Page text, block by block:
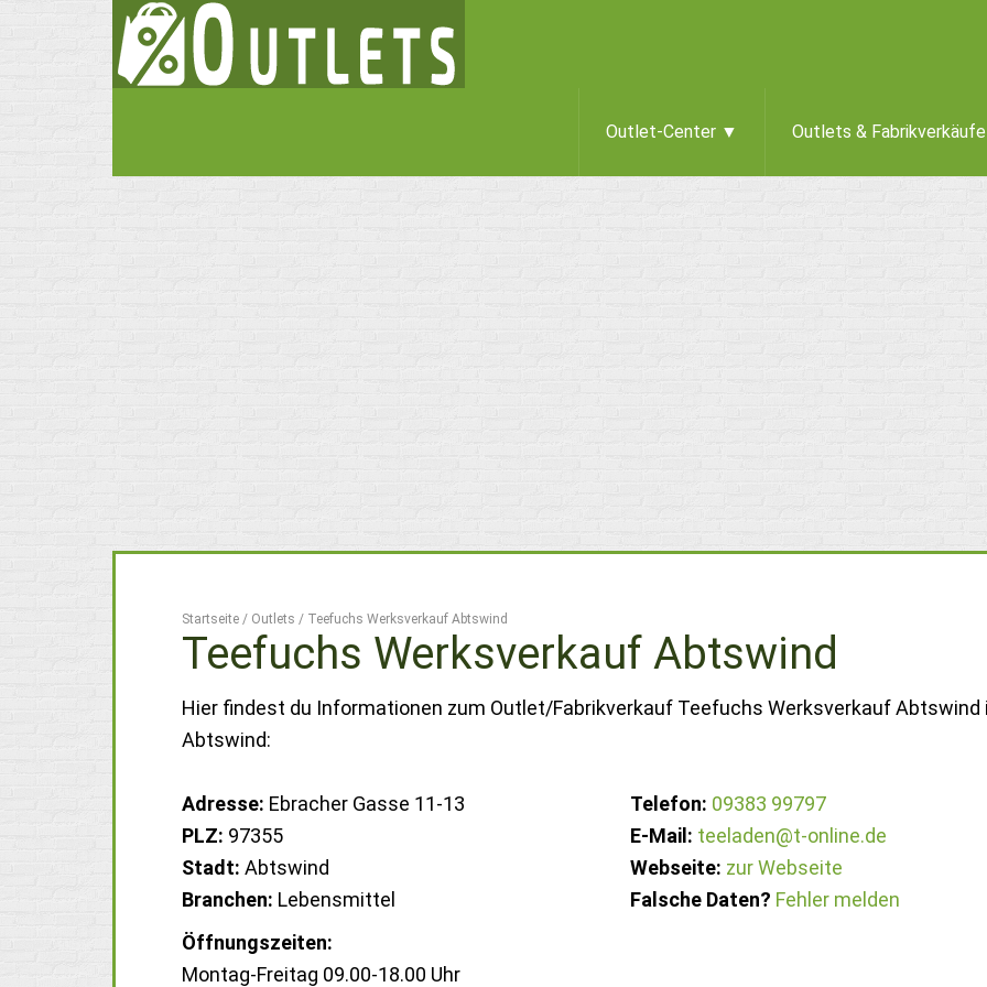
Outlet-Center ▼ Outlets &
Startseite / Outlets / Teefuchs Werksverkauf Abtswind
Teefuchs Werksverkauf Abtswind
Hier findest du Informationen zum Outlet/Fabrikverkauf Teefuchs Werksverkauf Abtswind
Abtswind:
Adresse: Ebracher Gasse 11-13
PLZ: 97355
Stadt: Abtswind
Branchen: Lebensmittel
Telefon: 09383 99797
E-Mail: teeladen@t-online.de
Webseite: zur Webseite
Falsche Daten? Fehler melden
Öffnungszeiten:
Montag-Freitag 09.00-18.00 Uhr